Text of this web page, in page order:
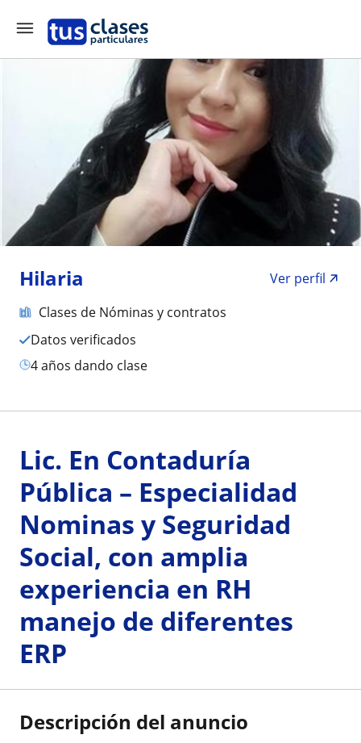
Hilaria
Ver perfil
Clases de Nóminas y contratos
Datos verificados
4 años dando clase
Lic. En Contaduría
Pública – Especialidad
Nominas y Seguridad
Social, con amplia
experiencia en RH
manejo de diferentes
ERP
Descripción del anuncio